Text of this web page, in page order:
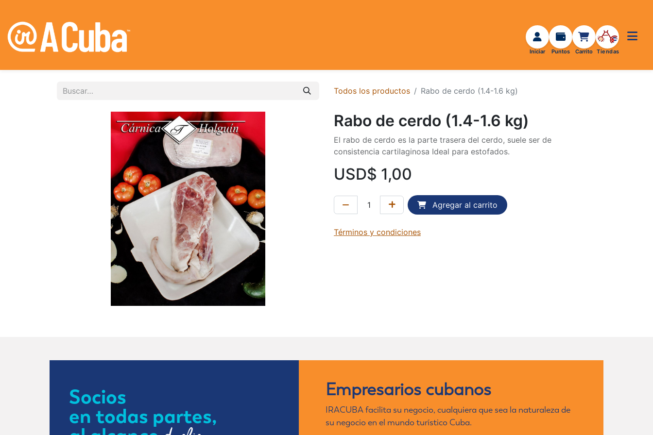
Todos los productos Rabo de cerdo (1.4-1.6 kg)
Rabo de cerdo (1.4-1.6 kg)
El rabo de cerdo es la parte trasera del cerdo, suele ser de
consistencia cartilaginosa Ideal para estofados.
USD$ 1,00
Agregar al carrito
Términos y condiciones
Socios
en todas partes,
Empresarios cubanos
IRACUBA facilita su negocio, cualquiera que sea la naturaleza de
su negocio en el mundo turístico Cuba.